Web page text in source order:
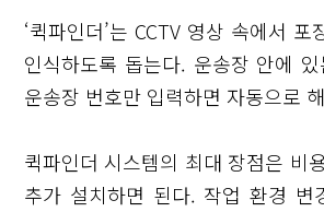
‘퀵파인더’는 CCTV 영상 속에서
인식하도록 돕는다. 운송장 안에
운송장 번호만 입력하면 자동으로
퀵파인더 시스템의 최대 장점은 비
추가 설치하면 된다. 작업 환경